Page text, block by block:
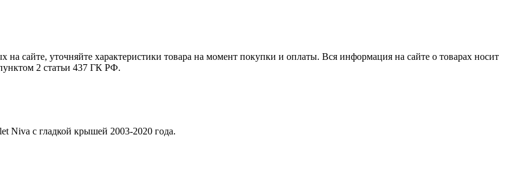
на сайте, уточняйте характеристики товара на момент покупки и оплаты. Вся информация на сайте о товарах носит
2 статьи 437 ГК РФ.
Niva с гладкой крышей 2003-2020 года.